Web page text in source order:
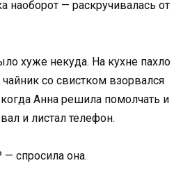
наоборот — раскручивалась от
хуже некуда. На кухне пахло
со свистком взорвался
Анна решила помолчать и
и листал телефон.
спросила она.